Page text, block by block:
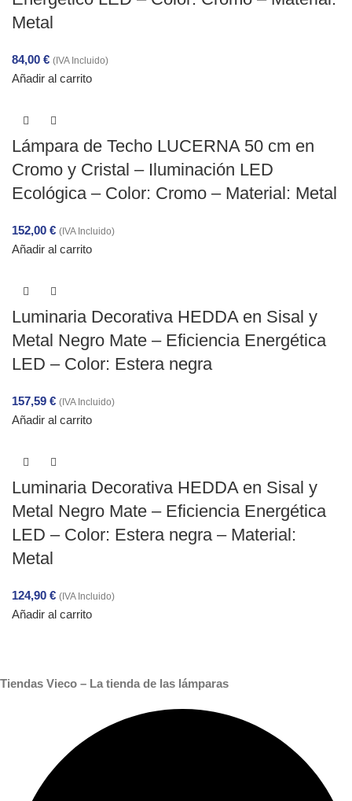
Metal
84,00 € (IVA Incluido)
Añadir al carrito
Lámpara de Techo LUCERNA 50 cm en
Cromo y Cristal – Iluminación LED
Ecológica – Color: Cromo – Material: Metal
152,00 € (IVA Incluido)
Añadir al carrito
Luminaria Decorativa HEDDA en Sisal y
Metal Negro Mate – Eficiencia Energética
LED – Color: Estera negra
157,59 € (IVA Incluido)
Añadir al carrito
Luminaria Decorativa HEDDA en Sisal y
Metal Negro Mate – Eficiencia Energética
LED – Color: Estera negra – Material:
Metal
124,90 € (IVA Incluido)
Añadir al carrito
Tiendas Vieco – La tienda de las lámparas